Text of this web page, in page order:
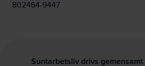
802464-9447
Suntarbetsliv drivs